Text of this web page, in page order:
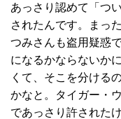
あっさり認めて「つ
されたんです。まっ
つみさんも盗用疑惑
になるかならないか
くて、そこを分ける
かなと。タイガー・
であっさり許された